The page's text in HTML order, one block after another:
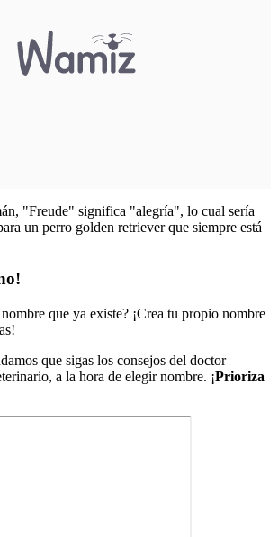
"Freude" significa "alegría", lo cual sería
un perro golden retriever que siempre está
que ya existe? ¡Crea tu propio nombre
que sigas los consejos del doctor
a la hora de elegir nombre. ¡Prioriza